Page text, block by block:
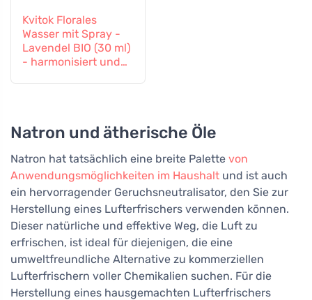
Kvitok Florales
Wasser mit Spray -
Lavendel BIO (30 ml)
- harmonisiert und
Natron und ätherische Öle
Natron hat tatsächlich eine breite Palette von
Anwendungsmöglichkeiten im Haushalt und ist auch
ein hervorragender Geruchsneutralisator, den Sie zur
Herstellung eines Lufterfrischers verwenden können.
Dieser natürliche und effektive Weg, die Luft zu
erfrischen, ist ideal für diejenigen, die eine
umweltfreundliche Alternative zu kommerziellen
Lufterfrischern voller Chemikalien suchen. Für die
Herstellung eines hausgemachten Lufterfrischers